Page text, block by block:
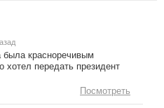
была красноречивым
хотел передать президент
Посмотреть